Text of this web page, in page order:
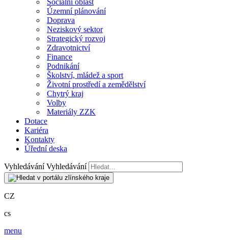
Sociální oblast
Územní plánování
Doprava
Neziskový sektor
Strategický rozvoj
Zdravotnictví
Finance
Podnikání
Školství, mládež a sport
Životní prostředí a zemědělství
Chytrý kraj
Volby
Materiály ZZK
Dotace
Kariéra
Kontakty
Úřední deska
Vyhledávání Vyhledávání
CZ
cs
menu